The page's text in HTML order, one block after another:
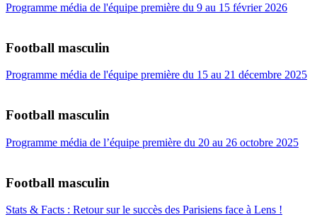
Programme média de l'équipe première du 9 au 15 février 2026
Football masculin
Programme média de l'équipe première du 15 au 21 décembre 2025
Football masculin
Programme média de l’équipe première du 20 au 26 octobre 2025
Football masculin
Stats & Facts : Retour sur le succès des Parisiens face à Lens !